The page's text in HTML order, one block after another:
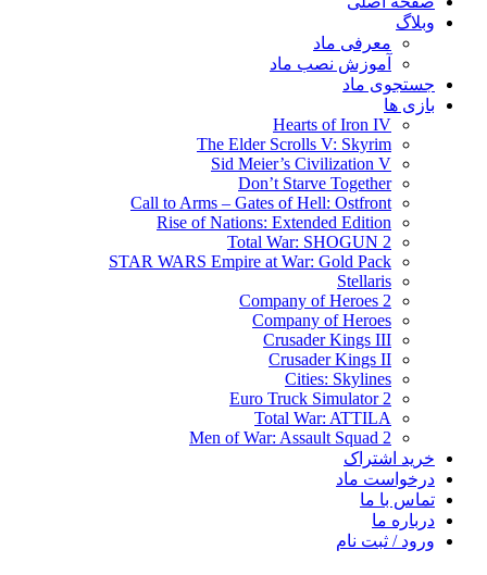
وبلاگ
معرفی ماد
آموزش نصب ماد
جستجوی ماد
بازی ها
Hearts of Iron IV
The Elder Scrolls V: Skyrim
Sid Meier’s Civilization V
Don’t Starve Together
Call to Arms – Gates of Hell: Ostfront
Rise of Nations: Extended Edition
Total War: SHOGUN 2
STAR WARS Empire at War: Gold Pack
Stellaris
Company of Heroes 2
Company of Heroes
Crusader Kings III
Crusader Kings II
Cities: Skylines
Euro Truck Simulator 2
Total War: ATTILA
Men of War: Assault Squad 2
خرید اشتراک
درخواست ماد
تماس با ما
درباره ما
ورود / ثبت نام